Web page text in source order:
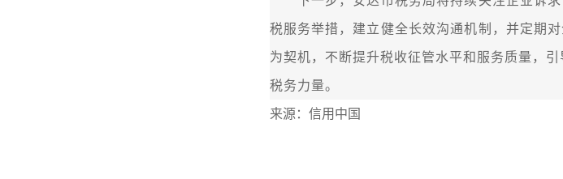
税服务举措，建立健全长效沟通机制，并定期
为契机，不断提升税收征管水平和服务质量，
税务力量。
来源：信用中国